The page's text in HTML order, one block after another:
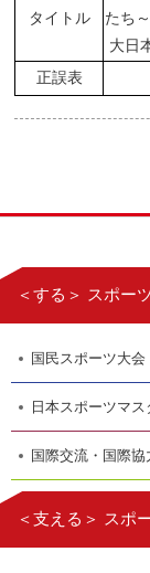
タイトル
たち～
大日
正誤表
＜する＞ スポー
国民スポーツ大会
日本スポーツマス
国際交流・国際協
＜支える＞ スポ